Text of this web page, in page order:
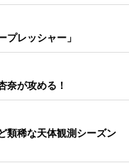
プレッシャー」
奈が攻める！
類稀な天体観測シーズン